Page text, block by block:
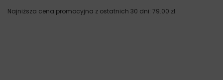
Najniższa cena promocyjna z ostatnich 30 dni: 79.00 zł.